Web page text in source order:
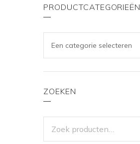
PRODUCTCATEGORIEËN
Een categorie selecteren
ZOEKEN
NAAR: